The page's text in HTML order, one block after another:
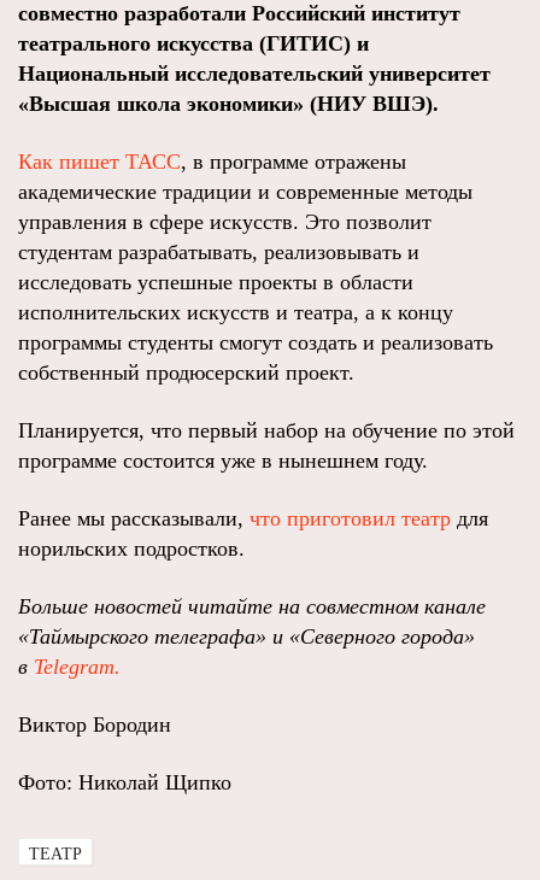
совместно разработали Российский институт
театрального искусства (ГИТИС) и
Национальный исследовательский университет
«Высшая школа экономики» (НИУ ВШЭ).
Как пишет ТАСС, в программе отражены
академические традиции и современные методы
управления в сфере искусств. Это позволит
студентам разрабатывать, реализовывать и
исследовать успешные проекты в области
исполнительских искусств и театра, а к концу
программы студенты смогут создать и реализовать
собственный продюсерский проект.
Планируется, что первый набор на обучение по этой
программе состоится уже в нынешнем году.
Ранее мы рассказывали, что приготовил театр для
норильских подростков.
Больше новостей читайте на совместном канале
«Таймырского телеграфа» и «Северного города»
в Telegram.
Виктор Бородин
Фото: Николай Щипко
ТЕАТР